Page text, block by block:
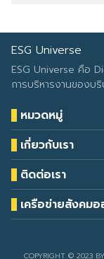
ESG Universe
ESG Universe คือ
การบริหารงานของบ
หมวดหมู่
Health & Wellness
Eco Icon
ESG Data
Climate Change
ESG Report
เกี่ยวกับเรา
Our Services
About Us
Contact Us
ติดต่อเรา
โทรศัพท์: 090-549-
เครือข่ายสังคม
COPYRIGHT © 2023
Developed by